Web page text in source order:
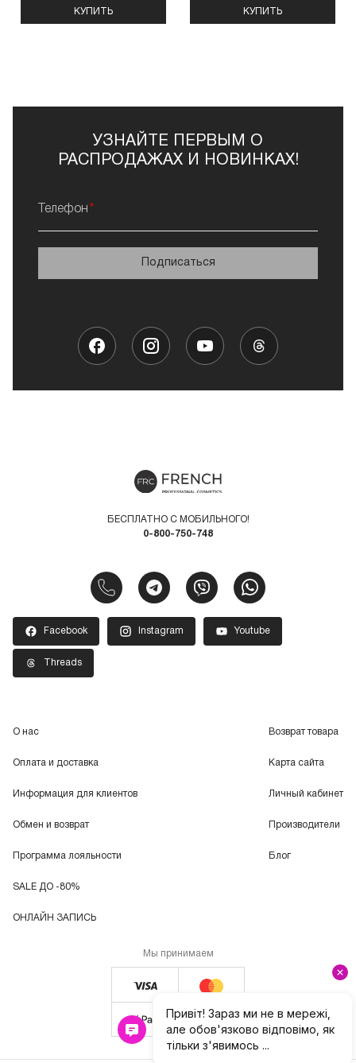
КУПИТЬ КУПИТЬ
УЗНАЙТЕ ПЕРВЫМ О
РАСПРОДАЖАХ И НОВИНКАХ!
Телефон
Подписаться
БЕСПЛАТНО С МОБИЛЬНОГО!
0-800-750-748
Facebook Instagram Youtube
Threads
О нас
Оплата и доставка
Информация для клиентов
Обмен и возврат
Программа лояльности
SALE ДО -80%
ОНЛАЙН ЗАПИСЬ
Возврат товара
Карта сайта
Личный кабинет
Производители
Блог
Мы принимаем